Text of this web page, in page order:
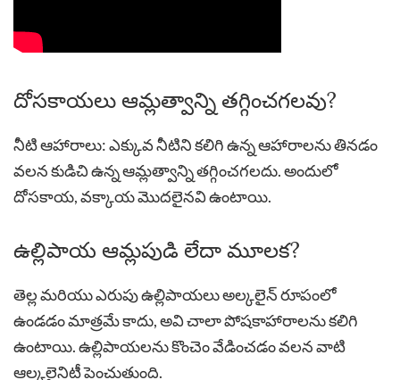
దోసకాయలు ఆమ్లత్వాన్ని తగ్గించగలవు?
నీటి ఆహారాలు: ఎక్కువ నీటిని కలిగి ఉన్న ఆహారాలను తినడం
వలన కుడిచి ఉన్న ఆమ్లత్వాన్ని తగ్గించగలదు. అందులో
దోసకాయ, వక్కాయ మొదలైనవి ఉంటాయి.
ఉల్లిపాయ ఆమ్లపుడి లేదా మూలక?
తెల్ల మరియు ఎరుపు ఉల్లిపాయలు అల్కలైన్ రూపంలో
ఉండడం మాత్రమే కాదు, అవి చాలా పోషకాహారాలను కలిగి
ఉంటాయి. ఉల్లిపాయలను కొంచెం వేడించడం వలన వాటి
ఆల్కలైనిటీ పెంచుతుంది.